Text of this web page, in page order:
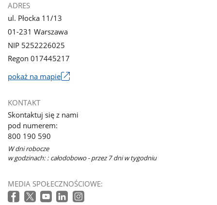
ADRES
ul. Płocka 11/13
01-231 Warszawa
NIP 5252226025
Regon 017445217
pokaż na mapie
się
w
nowym
oknie
KONTAKT
Skontaktuj się z nami
pod numerem:
800 190 590
W dni robocze
w godzinach: : całodobowo - przez 7 dni w tygodniu
MEDIA SPOŁECZNOŚCIOWE: